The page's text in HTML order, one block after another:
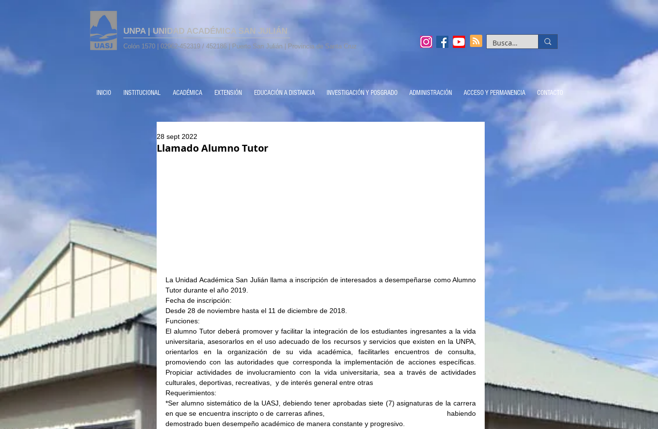
UNPA | UNIDAD ACADÉMICA SAN JULIÁN
Colón 1570 | 02962-452319 / 452186 | Puerto San Julián | Provincia de Santa Cruz
INICIO INSTITUCIONAL ACADÉMICA EXTENSIÓN EDUCACIÓN A DISTANCIA INVESTIGACIÓN Y POSGRADO ADMINISTRACIÓN ACCESO Y PERMANENCIA CONTACTO
Llamado Alumno Tutor
28 sept 2022
La Unidad Académica San Julián llama a inscripción de interesados a desempeñarse como Alumno
Tutor durante el año 2019.
Fecha de inscripción:
Desde 28 de noviembre hasta el 11 de diciembre de 2018.
Funciones:
El alumno Tutor deberá promover y facilitar la integración de los estudiantes ingresantes a la vida
universitaria, asesorarlos en el uso adecuado de los recursos y servicios que existen en la UNPA,
orientarlos en la organización de su vida académica, facilitarles encuentros de consulta,
promoviendo con las autoridades que corresponda la implementación de acciones específicas.
Propiciar actividades de involucramiento con la vida universitaria, sea a través de actividades
culturales, deportivas, recreativas,  y de interés general entre otras
Requerimientos:
*Ser alumno sistemático de la UASJ, debiendo tener aprobadas siete (7) asignaturas de la carrera
en que se encuentra inscripto o de carreras afines,                                                           habiendo
demostrado buen desempeño académico de manera constante y progresivo.